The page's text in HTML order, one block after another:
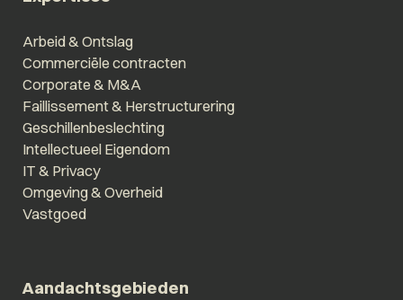
Arbeid & Ontslag
Commerciële contracten
Corporate & M&A
Faillissement & Herstructurering
Geschillenbeslechting
Intellectueel Eigendom
IT & Privacy
Omgeving & Overheid
Vastgoed
Aandachtsgebieden